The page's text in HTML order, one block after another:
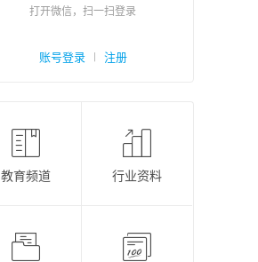
打开微信，扫一扫登录
账号登录 注册

教育频道

行业资料
 